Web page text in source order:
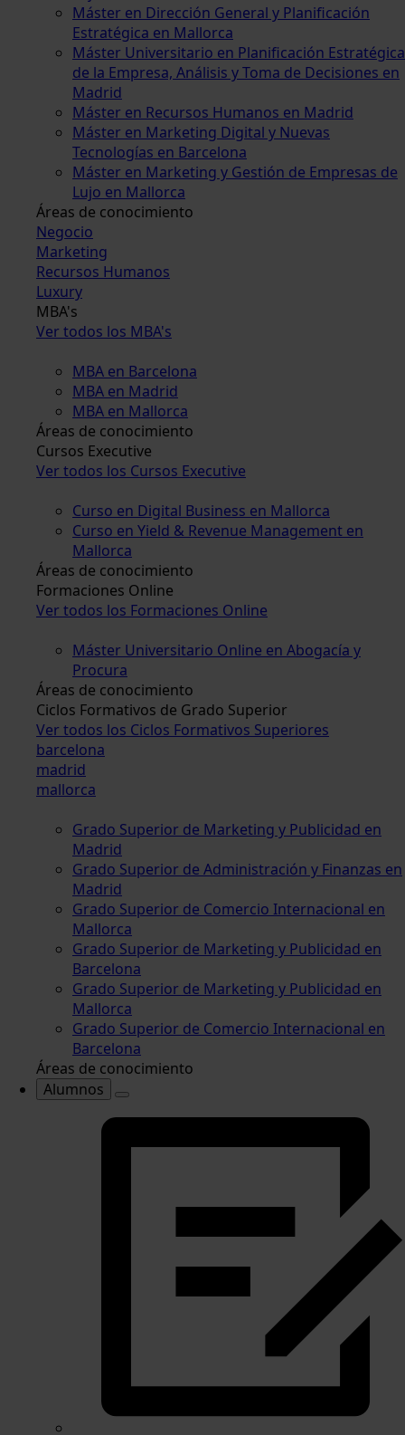
Máster en Dirección General y Planificación
Estratégica en Mallorca
Máster Universitario en Planificación Estratégica
de la Empresa, Análisis y Toma de Decisiones en
Madrid
Máster en Recursos Humanos en Madrid
Máster en Marketing Digital y Nuevas
Tecnologías en Barcelona
Máster en Marketing y Gestión de Empresas de
Lujo en Mallorca
Áreas de conocimiento
Negocio
Marketing
Recursos Humanos
Luxury
MBA's
Ver todos los MBA's
MBA en Barcelona
MBA en Madrid
MBA en Mallorca
Áreas de conocimiento
Cursos Executive
Ver todos los Cursos Executive
Curso en Digital Business en Mallorca
Curso en Yield & Revenue Management en
Mallorca
Áreas de conocimiento
Formaciones Online
Ver todos los Formaciones Online
Máster Universitario Online en Abogacía y
Procura
Áreas de conocimiento
Ciclos Formativos de Grado Superior
Ver todos los Ciclos Formativos Superiores
barcelona
madrid
mallorca
Grado Superior de Marketing y Publicidad en
Madrid
Grado Superior de Administración y Finanzas en
Madrid
Grado Superior de Comercio Internacional en
Mallorca
Grado Superior de Marketing y Publicidad en
Barcelona
Grado Superior de Marketing y Publicidad en
Mallorca
Grado Superior de Comercio Internacional en
Barcelona
Áreas de conocimiento
Alumnos